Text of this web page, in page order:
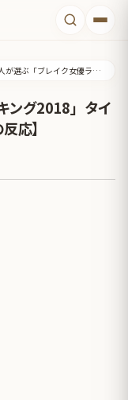
日本人が選ぶ「ブレイク女優ランキング2018」タイ人にはあの2人が人気！【タイ人の反応】
ング2018」タイ
応】